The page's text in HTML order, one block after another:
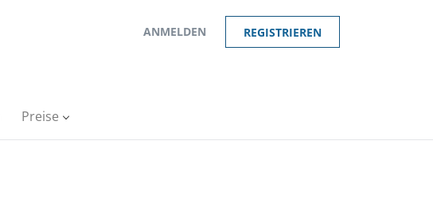
ANMELDEN REGISTRIEREN
Preise